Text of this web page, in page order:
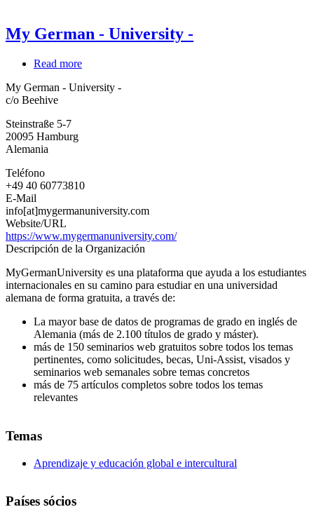
My German - University -
Read more
German
My German - University -
c/o Beehive
Steinstraße 5-7
20095 Hamburg
Alemania
Teléfono
+49 40 60773810
E-Mail
info[at]mygermanuniversity.com
Website/URL
https://www.mygermanuniversity.com/
Descripción de la Organización
MyGermanUniversity es una plataforma que ayuda a los estudiantes
internacionales en su camino para estudiar en una universidad
alemana de forma gratuita, a través de:
La mayor base de datos de programas de grado en inglés de
Alemania (más de 2.100 títulos de grado y máster).
más de 150 seminarios web gratuitos sobre todos los temas
pertinentes, como solicitudes, becas, Uni-Assist, visados y
seminarios web semanales sobre temas concretos
más de 75 artículos completos sobre todos los temas
relevantes
Temas
Aprendizaje y educación global e intercultural
Países sócios